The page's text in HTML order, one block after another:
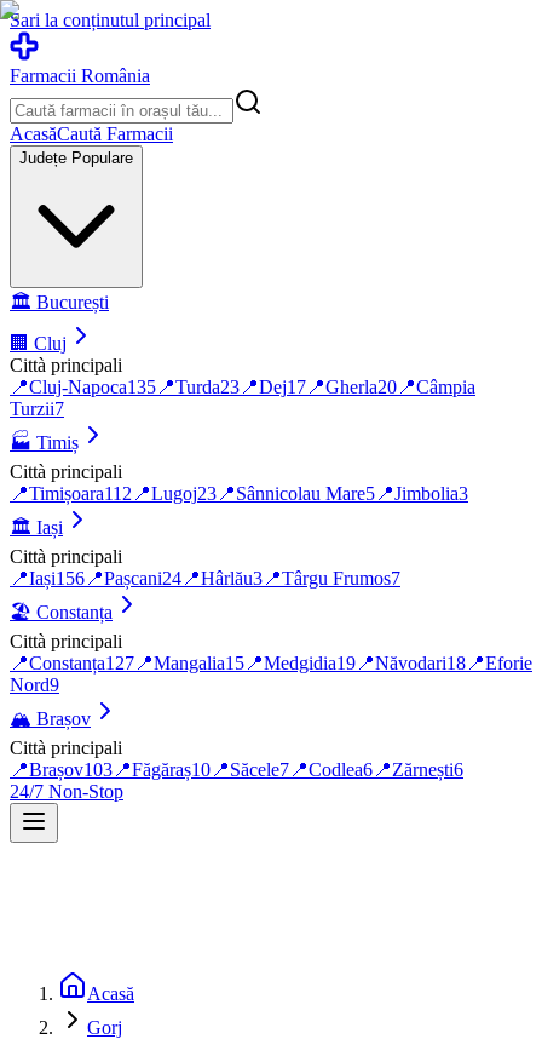
Sari la conținutul principal
Farmacii România
AcasăCaută Farmacii
Județe Populare
🏛️ București
🏢 Cluj
Città principali
📍Cluj-Napoca135 📍Turda23 📍Dej17 📍Gherla20 📍Câmpia
Turzii7
🏭 Timiș
Città principali
📍Timișoara112 📍Lugoj23 📍Sânnicolau Mare5 📍Jimbolia3
🏛️ Iași
Città principali
📍Iași156 📍Pașcani24 📍Hârlău3 📍Târgu Frumos7
🏖️ Constanța
Città principali
📍Constanța127 📍Mangalia15 📍Medgidia19 📍Năvodari18 📍Eforie
Nord9
🏔️ Brașov
Città principali
📍Brașov103 📍Făgăraș10 📍Săcele7 📍Codlea6 📍Zărnești6
24/7 Non-Stop
Acasă
Gorj